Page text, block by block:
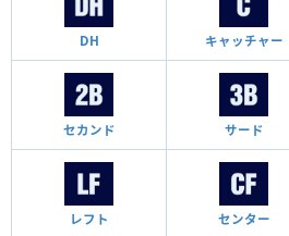
DH キャッチャー
セカンド サード
レフト センター